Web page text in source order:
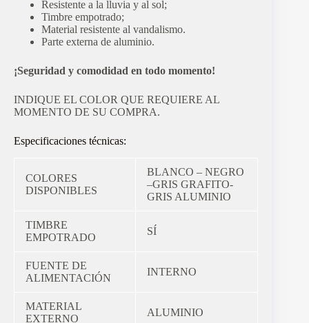
Resistente a la lluvia y al sol;
Timbre empotrado;
Material resistente al vandalismo.
Parte externa de aluminio.
¡Seguridad y comodidad en todo momento!
INDIQUE EL COLOR QUE REQUIERE AL
MOMENTO DE SU COMPRA.
Especificaciones técnicas:
COLORES
DISPONIBLES
BLANCO – NEGRO
–GRIS GRAFITO-
GRIS ALUMINIO
TIMBRE
EMPOTRADO
SÍ
FUENTE DE
ALIMENTACIÓN
INTERNO
MATERIAL
EXTERNO
ALUMINIO